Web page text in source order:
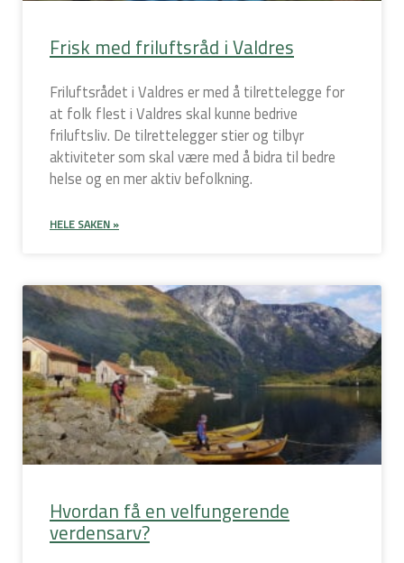
Frisk med friluftsråd i Valdres
Friluftsrådet i Valdres er med å tilrettelegge for
at folk flest i Valdres skal kunne bedrive
friluftsliv. De tilrettelegger stier og tilbyr
aktiviteter som skal være med å bidra til bedre
helse og en mer aktiv befolkning.
HELE SAKEN »
Hvordan få en velfungerende
verdensarv?